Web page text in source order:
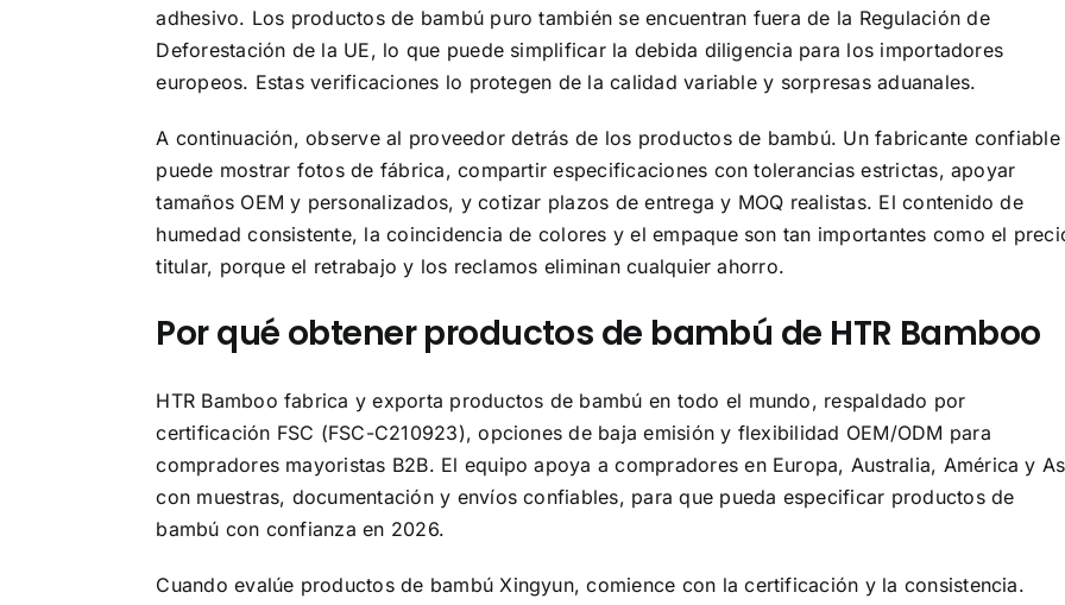
adhesivo. Los productos de bambú puro también se encuentran fuera de la Regulación de
Deforestación de la UE, lo que puede simplificar la debida diligencia para los importadores
europeos. Estas verificaciones lo protegen de la calidad variable y sorpresas aduanales.
A continuación, observe al proveedor detrás de los productos de bambú. Un fabricante confiable
puede mostrar fotos de fábrica, compartir especificaciones con tolerancias estrictas, apoyar
tamaños OEM y personalizados, y cotizar plazos de entrega y MOQ realistas. El contenido de
humedad consistente, la coincidencia de colores y el empaque son tan importantes como el
titular, porque el retrabajo y los reclamos eliminan cualquier ahorro.
Por qué obtener productos de bambú de HTR Bamboo
HTR Bamboo fabrica y exporta productos de bambú en todo el mundo, respaldado por
certificación FSC (FSC-C210923), opciones de baja emisión y flexibilidad OEM/ODM para
compradores mayoristas B2B. El equipo apoya a compradores en Europa, Australia, América y
con muestras, documentación y envíos confiables, para que pueda especificar productos de
bambú con confianza en 2026.
Cuando evalúe productos de bambú Xingyun, comience con la certificación y la consistencia.